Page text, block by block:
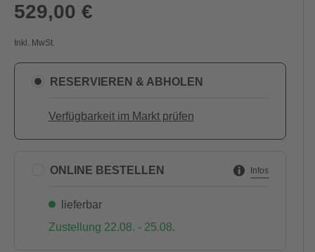
529,00 €
Inkl. MwSt.
RESERVIEREN & ABHOLEN
Verfügbarkeit im Markt prüfen
ONLINE BESTELLEN Infos
lieferbar
Zustellung 22.08. - 25.08.